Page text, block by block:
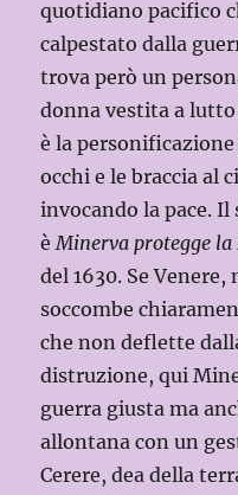
quotidiano pacifico
calpestato dalla
trova però un
donna vestita a
è la
occhi e le braccia al
invocando la pace. Il
èMinerva protegge la
del 1630. Se
soccombe
che non deflette
distruzione, qui
guerra giusta ma
allontana con un
Cerere, dea della